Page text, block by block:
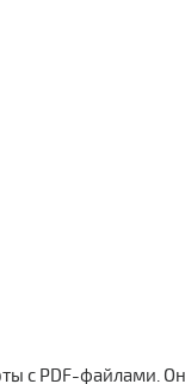
с PDF-файлами.